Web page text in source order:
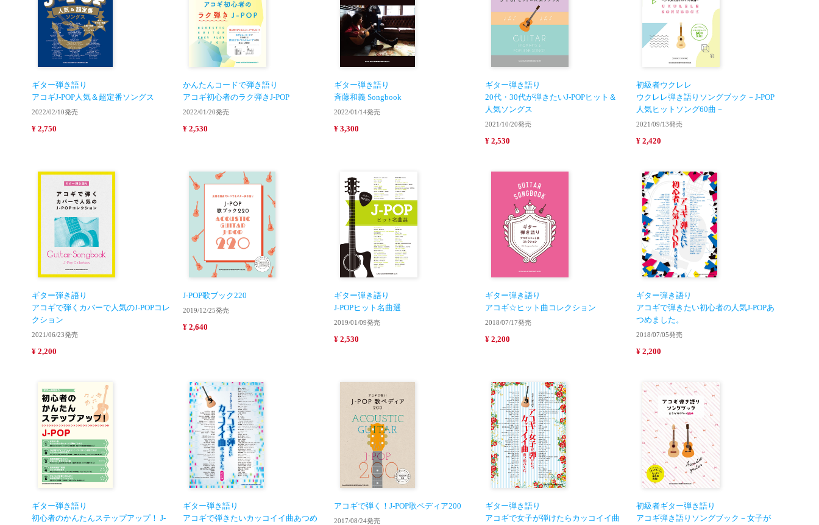
ギター弾き語り
アコギJ-POP人気＆超定番ソングス
2022/02/10発売
¥ 2,750
かんたんコードで弾き語り
アコギ初心者のラク弾きJ-POP
2022/01/20発売
¥ 2,530
ギター弾き語り
斉藤和義 Songbook
2022/01/14発売
¥ 3,300
ギター弾き語り
20代・30代が弾きたいJ-POPヒット＆
人気ソングス
2021/10/20発売
¥ 2,530
初級者ウクレレ
ウクレレ弾き語りソングブック－J-POP
人気ヒットソング60曲－
2021/09/13発売
¥ 2,420
ギター弾き語り
アコギで弾くカバーで人気のJ-POPコレ
クション
2021/06/23発売
¥ 2,200
J-POP歌ブック220
2019/12/25発売
¥ 2,640
ギター弾き語り
J-POPヒット名曲選
2019/01/09発売
¥ 2,530
ギター弾き語り
アコギ☆ヒット曲コレクション
2018/07/17発売
¥ 2,200
ギター弾き語り
アコギで弾きたい初心者の人気J-POPあ
つめました。
2018/07/05発売
¥ 2,200
ギター弾き語り
初心者のかんたんステップアップ！ J-
ギター弾き語り
アコギで弾きたいカッコイイ曲あつめ
アコギで弾く！J-POP歌ペディア200
2017/08/24発売
ギター弾き語り
アコギで女子が弾けたらカッコイイ曲
初級者ギター弾き語り
アコギ弾き語りソングブック－女子が